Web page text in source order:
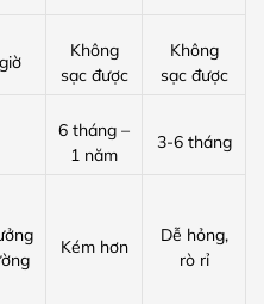
Không
sạc được
Không
sạc được
6 tháng –
1 năm
3-6 tháng
Kém hơn
Dễ hỏng,
rò rỉ